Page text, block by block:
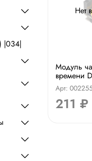
Нет
Модуль
времени
Арт:
211 ₽
|034|